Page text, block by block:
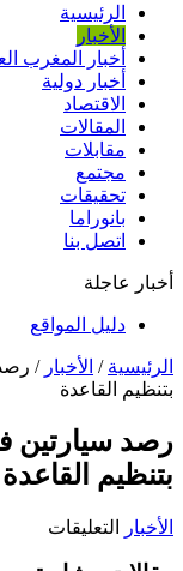
الرئيسية
الأخبار
أخبار المغرب
أخبار دولية
الاقتصاد
المقالات
مقابلات
مجتمع
تحقيقات
بانوراما
اتصل بنا
أخبار عاجلة
دليل المواقع
الرئيسية / الأخبار /
بتنظيم القاعدة
رصد سيارتين
بتنظيم القاعدة
الأخبار التعليقات